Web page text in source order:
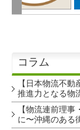
コラム
【日本物流不
推進力となる物
【物流連前理
に〜沖縄のある